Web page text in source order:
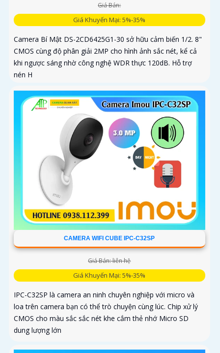
Giá Bán:
Giá Khuyến Mại: 5%-35%
Camera Bí Mật DS-2CD6425G1-30 sở hữu cảm biến 1/2. 8"
CMOS cùng độ phân giải 2MP cho hình ảnh sắc nét, kể cả
khi ngược sáng nhờ công nghệ WDR thực 120dB. Hỗ trợ
nén H
CAMERA WIFI CUBE IPC-C32SP
Giá Bán: liên hệ
Giá Khuyến Mại: 5%-35%
IPC-C32SP là camera an ninh chuyên nghiệp với micro và
loa trên camera bạn có thể trò chuyện cùng lúc. Chip xử lý
CMOS cho màu sắc sắc nét khe cắm thẻ nhớ Micro SD
dung lượng lớn